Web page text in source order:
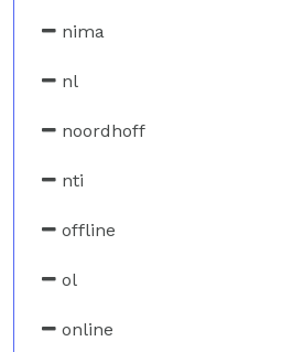
nima
nl
noordhoff
nti
offline
ol
online